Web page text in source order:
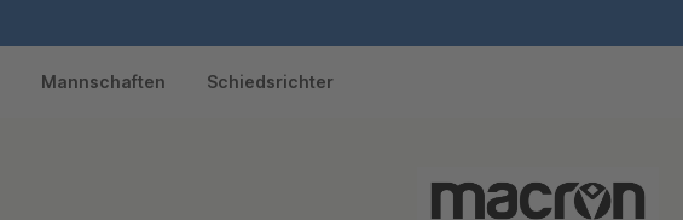
Mannschaften Schiedsrichter